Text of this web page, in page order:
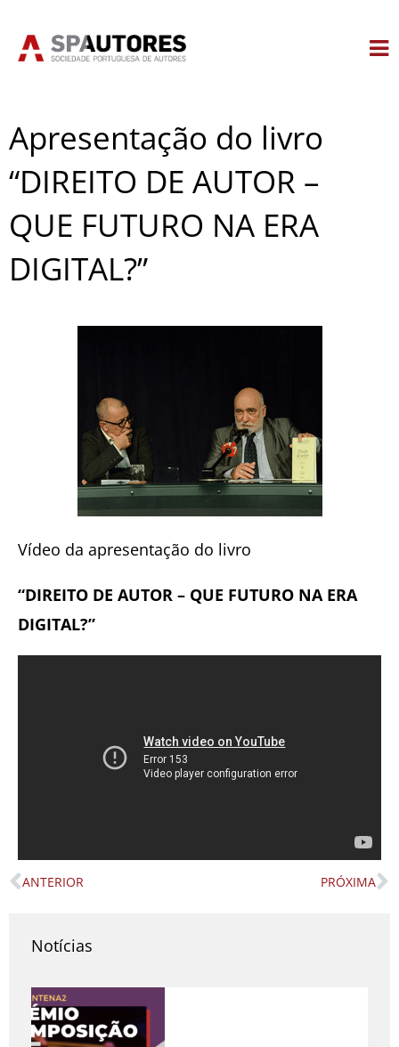
Apresentação do livro
“DIREITO DE AUTOR –
QUE FUTURO NA ERA
DIGITAL?”
Vídeo da apresentação do livro
“DIREITO DE AUTOR – QUE FUTURO NA ERA
DIGITAL?”
Prev
ANTERIOR PRÓXIMA
Notícias